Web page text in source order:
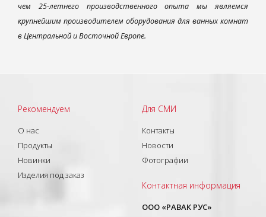
чем 25-летнего производственного опыта мы являемся
крупнейшим производителем оборудования для ванных комнат
в Центральной и Восточной Европе.
Рекомендуем
О нас
Продукты
Новинки
Изделия под заказ
Для СМИ
Контакты
Новости
Фотографии
Контактная информация
ООО «РАВАК РУС»